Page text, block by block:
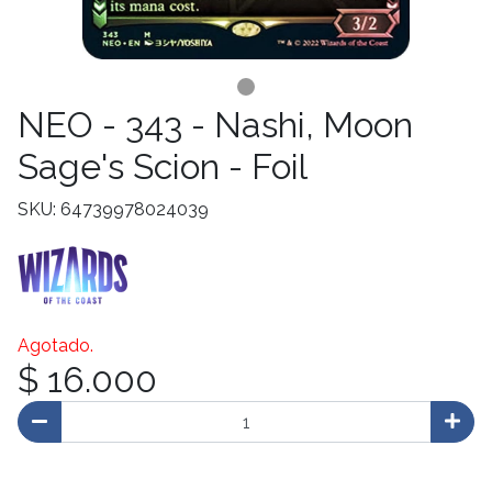
NEO - 343 - Nashi, Moon
Sage's Scion - Foil
SKU: 64739978024039
Agotado.
$ 16.000